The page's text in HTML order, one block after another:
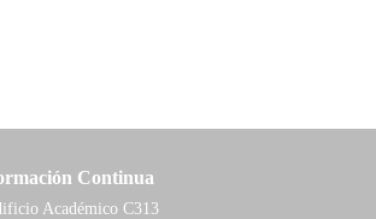
Continua
Académico C313